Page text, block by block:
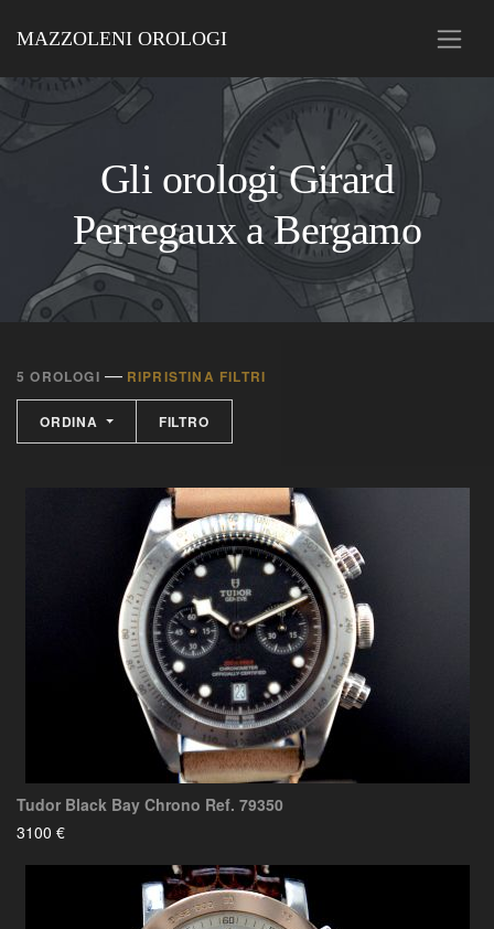
MAZZOLENI OROLOGI
Gli orologi Girard
Perregaux a Bergamo
5 OROLOGI — RIPRISTINA FILTRI
ORDINA FILTRO
Tudor Black Bay Chrono Ref. 79350
3100 €